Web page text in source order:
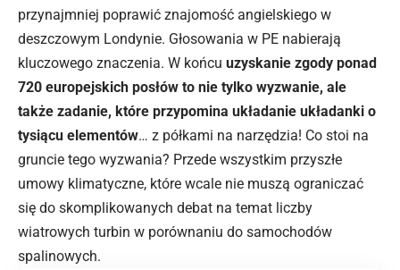
przynajmniej poprawić znajomość angielskiego w
deszczowym Londynie. Głosowania w PE nabierają
kluczowego znaczenia. W końcu uzyskanie zgody ponad
720 europejskich posłów to nie tylko wyzwanie, ale
także zadanie, które przypomina układanie układanki o
tysiącu elementów… z półkami na narzędzia! Co stoi na
gruncie tego wyzwania? Przede wszystkim przyszłe
umowy klimatyczne, które wcale nie muszą ograniczać
się do skomplikowanych debat na temat liczby
wiatrowych turbin w porównaniu do samochodów
spalinowych.